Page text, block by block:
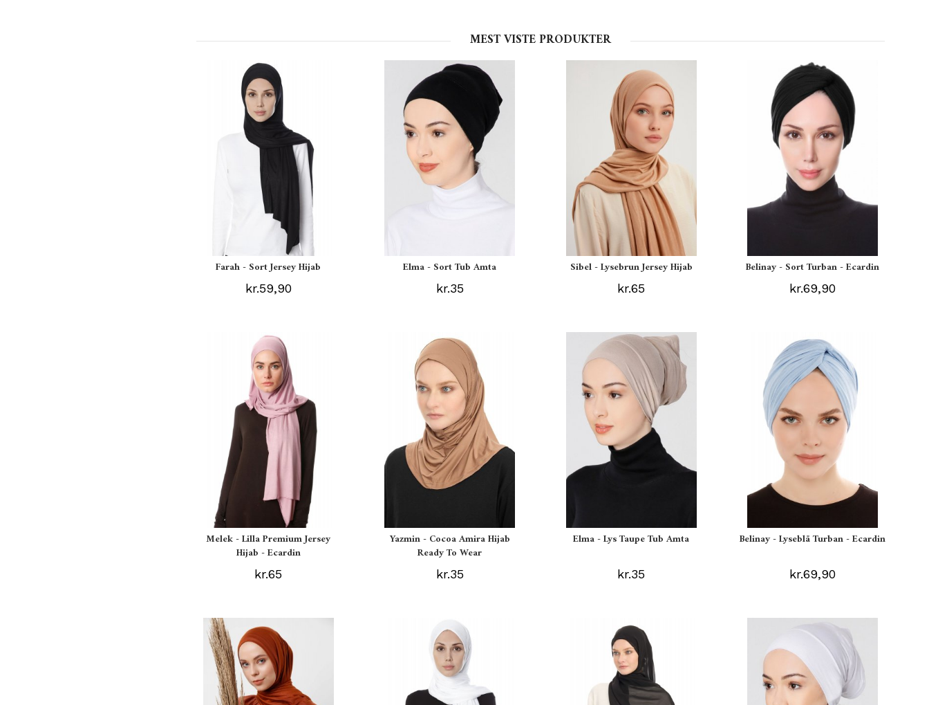
MEST VISTE PRODUKTER
Farah - Sort Jersey Hijab
kr.59,90
Elma - Sort Tub Amta
kr.35
Sibel - Lysebrun Jersey Hijab
kr.65
Belinay - Sort Turban - Ecardin
kr.69,90
Melek - Lilla Premium Jersey
Hijab - Ecardin
kr.65
Yazmin - Cocoa Amira Hijab
Ready To Wear
kr.35
Elma - Lys Taupe Tub Amta
kr.35
Belinay - Lyseblå Turban - Ecardin
kr.69,90